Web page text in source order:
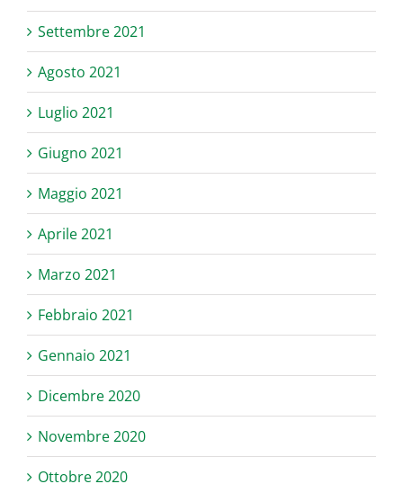
Settembre 2021
Agosto 2021
Luglio 2021
Giugno 2021
Maggio 2021
Aprile 2021
Marzo 2021
Febbraio 2021
Gennaio 2021
Dicembre 2020
Novembre 2020
Ottobre 2020